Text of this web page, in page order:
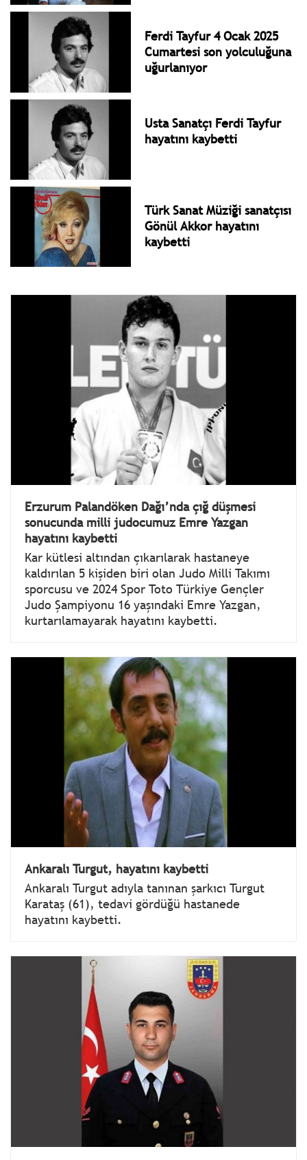
Ferdi Tayfur 4 Ocak 2025
Cumartesi son yolculuğuna
uğurlanıyor
Usta Sanatçı Ferdi Tayfur
hayatını kaybetti
Türk Sanat Müziği sanatçısı
Gönül Akkor hayatını
kaybetti
Erzurum Palandöken Dağı’nda çığ düşmesi
sonucunda milli judocumuz Emre Yazgan
hayatını kaybetti
Kar kütlesi altından çıkarılarak hastaneye
kaldırılan 5 kişiden biri olan Judo Milli Takımı
sporcusu ve 2024 Spor Toto Türkiye Gençler
Judo Şampiyonu 16 yaşındaki Emre Yazgan,
kurtarılamayarak hayatını kaybetti.
Ankaralı Turgut, hayatını kaybetti
Ankaralı Turgut adıyla tanınan şarkıcı Turgut
Karataş (61), tedavi gördüğü hastanede
hayatını kaybetti.